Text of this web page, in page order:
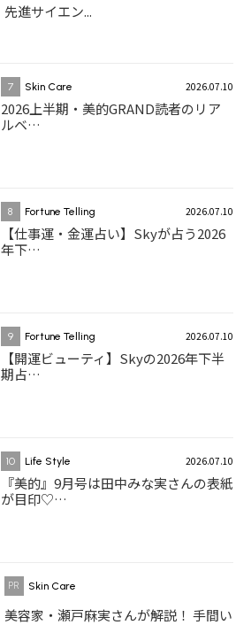
先進サイエン...
7 Skin Care 2026.07.10
2026上半期・美的GRAND読者のリア
ルベ…
8 Fortune Telling 2026.07.10
【仕事運・金運占い】Skyが占う2026
年下…
9 Fortune Telling 2026.07.10
【開運ビューティ】Skyの2026年下半
期占…
10 Life Style 2026.07.10
『美的』9月号は田中みな実さんの表紙
が目印♡…
Skin Care
美容家・瀬戸麻実さんが解説！ 手間い